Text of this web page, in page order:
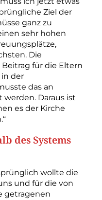
Ziel der
ganz zu
sehr hohen
Die
für die Eltern
in der
das an
werden. Daraus ist
es der Kirche
des Systems
wollte die
und für die von
getragenen